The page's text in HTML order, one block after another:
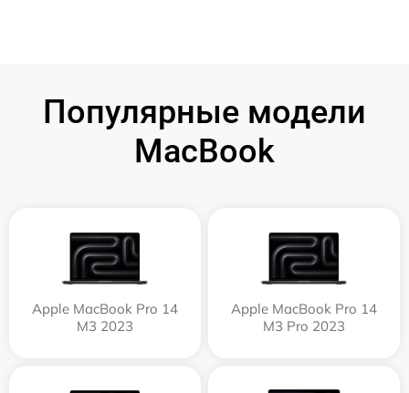
Популярные модели
MacBook
Apple MacBook Pro 14
M3 2023
Apple MacBook Pro 14
M3 Pro 2023